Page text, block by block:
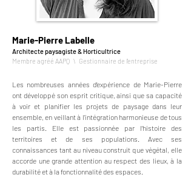
Marie-Pierre Labelle
Architecte paysagiste & Horticultrice
Membre agréé AAPQ \ Gestionnaire de l'entreprise
Les nombreuses années d’expérience de Marie-Pierre
ont développé son esprit critique, ainsi que sa capacité
à voir et planifier les projets de paysage dans leur
ensemble, en veillant à l'intégration harmonieuse de tous
les partis. Elle est passionnée par l’histoire des
territoires et de ses populations. Avec ses
connaissances tant au niveau construit que végétal, elle
accorde une grande attention au respect des lieux, à la
durabilité et à la fonctionnalité des espaces.